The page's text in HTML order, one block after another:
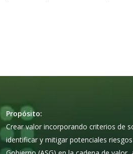
Propósito:
Crear valor incorporando criterios de
identificar y mitigar potenciales